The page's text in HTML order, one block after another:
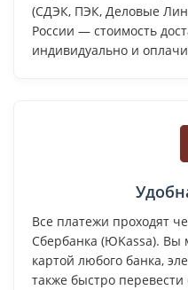
(СДЭК, ПЭК, Деловые
России — стоимость
индивидуально и
Все платежи проходят
Сбербанка (ЮKassa). Вы
картой любого банка,
также быстро